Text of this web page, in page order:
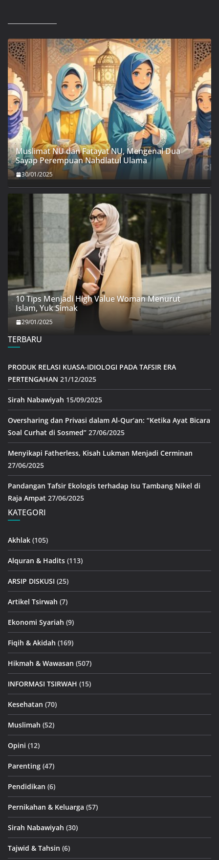
Muslimat NU dan Fatayat NU, Mengenal Dua
Sayap Perempuan Nahdlatul Ulama
30/01/2025
10 Tips Menjadi High Value Woman Menurut
Islam, Yuk Simak
29/01/2025
TERBARU
PRODUK RELASI KUASA-IDIOLOGI PADA TAFSIR ERA
PERTENGAHAN 21/12/2025
Sirah Nabawiyah 15/09/2025
Oversharing dan Privasi dalam Al-Qur’an: “Ketika Ayat Bicara
Soal Curhat di Sosmed” 27/06/2025
Menyikapi Fatherless, Kisah Lukman Menjadi Cerminan
27/06/2025
Pandangan Tafsir Ekologis terhadap Isu Tambang Nikel di
Raja Ampat 27/06/2025
KATEGORI
Akhlak (105)
Alquran & Hadits (113)
ARSIP DISKUSI (25)
Artikel Tsirwah (7)
Ekonomi Syariah (9)
Fiqih & Akidah (169)
Hikmah & Wawasan (507)
INFORMASI TSIRWAH (15)
Kesehatan (70)
Muslimah (52)
Opini (12)
Parenting (47)
Pendidikan (6)
Pernikahan & Keluarga (57)
Sirah Nabawiyah (30)
Tajwid & Tahsin (6)